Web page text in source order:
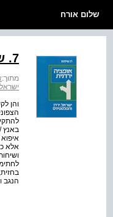
שלום אורח
7. שיחות שביתת-הנשק וההכנות לפעולה בנגב
מתוך:
והן
אלא
הנגב